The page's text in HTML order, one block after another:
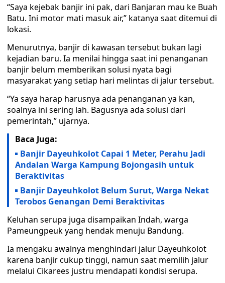
“Saya kejebak banjir ini pak, dari Banjaran mau ke Buah
Batu. Ini motor mati masuk air,” katanya saat ditemui di
lokasi.
Menurutnya, banjir di kawasan tersebut bukan lagi
kejadian baru. Ia menilai hingga saat ini penanganan
banjir belum memberikan solusi nyata bagi
masyarakat yang setiap hari melintas di jalur tersebut.
“Ya saya harap harusnya ada penanganan ya kan,
soalnya ini sering lah. Bagusnya ada solusi dari
pemerintah,” ujarnya.
Baca Juga:
Banjir Dayeuhkolot Capai 1 Meter, Perahu Jadi
Andalan Warga Kampung Bojongasih untuk
Beraktivitas
Banjir Dayeuhkolot Belum Surut, Warga Nekat
Terobos Genangan Demi Beraktivitas
Keluhan serupa juga disampaikan Indah, warga
Pameungpeuk yang hendak menuju Bandung.
Ia mengaku awalnya menghindari jalur Dayeuhkolot
karena banjir cukup tinggi, namun saat memilih jalur
melalui Cikarees justru mendapati kondisi serupa.